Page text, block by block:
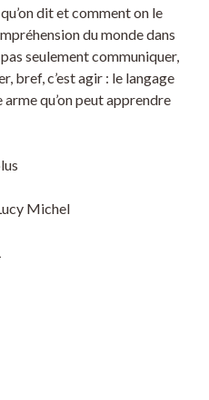
dit et comment on le
du monde dans
seulement communiquer,
bref, c’est agir : le langage
arme qu’on peut apprendre
Michel